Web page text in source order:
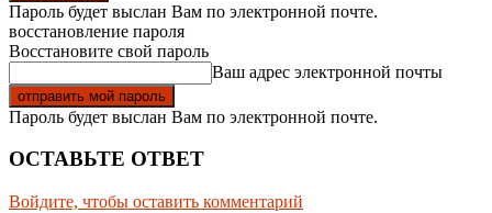
Пароль будет выслан Вам по электронной почте.
восстановление пароля
Восстановите свой пароль
Ваш адрес электронной почты
Пароль будет выслан Вам по электронной почте.
ОСТАВЬТЕ ОТВЕТ
Войдите, чтобы оставить комментарий